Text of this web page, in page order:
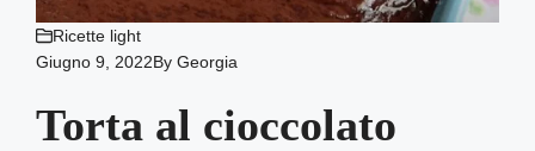
Ricette light
Giugno 9, 2022ByGeorgia
Torta al cioccolato